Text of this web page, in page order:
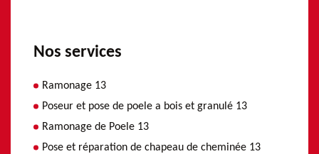
Nos services
Ramonage 13
Poseur et pose de poele a bois et granulé 13
Ramonage de Poele 13
Pose et réparation de chapeau de cheminée 13